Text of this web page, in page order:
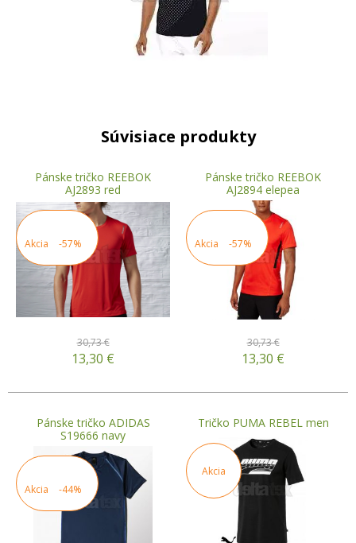
Súvisiace produkty
Pánske tričko REEBOK
AJ2893 red
Akcia -57%
30,73 €
13,30 €
Pánske tričko REEBOK
AJ2894 elepea
Akcia -57%
30,73 €
13,30 €
Pánske tričko ADIDAS
S19666 navy
Akcia -44%
Tričko PUMA REBEL men
Akcia